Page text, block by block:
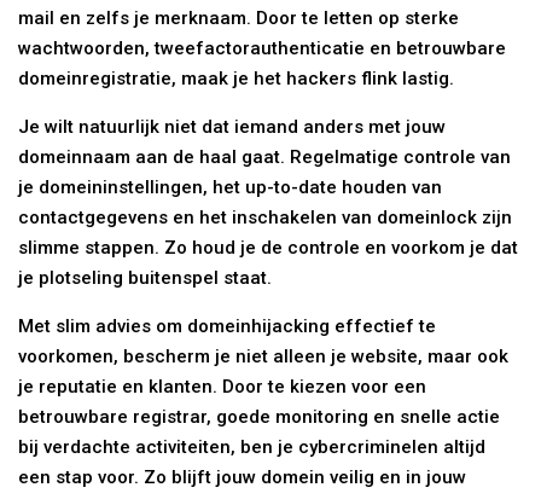
mail en zelfs je merknaam. Door te letten op sterke
wachtwoorden, tweefactorauthenticatie en betrouwbare
domeinregistratie, maak je het hackers flink lastig.
Je wilt natuurlijk niet dat iemand anders met jouw
domeinnaam aan de haal gaat. Regelmatige controle van
je domeininstellingen, het up-to-date houden van
contactgegevens en het inschakelen van domeinlock zijn
slimme stappen. Zo houd je de controle en voorkom je dat
je plotseling buitenspel staat.
Met slim advies om domeinhijacking effectief te
voorkomen, bescherm je niet alleen je website, maar ook
je reputatie en klanten. Door te kiezen voor een
betrouwbare registrar, goede monitoring en snelle actie
bij verdachte activiteiten, ben je cybercriminelen altijd
een stap voor. Zo blijft jouw domein veilig en in jouw